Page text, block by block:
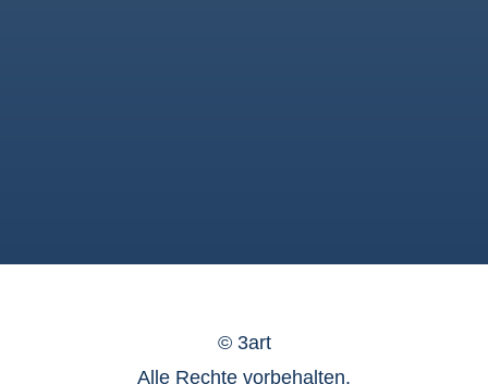
© 3art
Alle Rechte vorbehalten.